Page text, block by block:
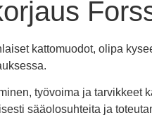
kattomuodot, olipa
työvoima ja tarvikkeet
sääolosuhteita ja